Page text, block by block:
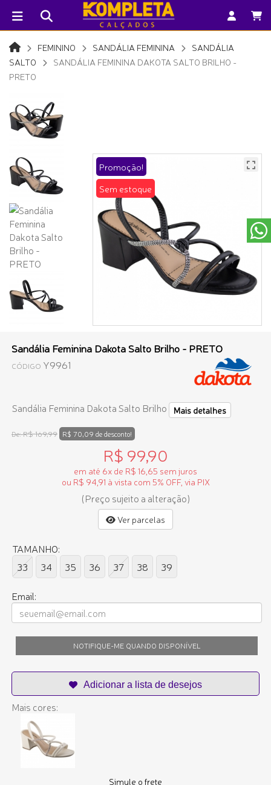
FEMININO SANDÁLIA FEMININA
SANDÁLIA
SALTO
SANDÁLIA FEMININA DAKOTA SALTO BRILHO -
PRETO
Promoção!
Sem estoque
Sandália Feminina Dakota Salto Brilho - PRETO
CÓDIGO Y9961
Sandália Feminina Dakota Salto Brilho Mais detalhes
De:R$ 169,99 R$ 70,09 de desconto!
R$ 99,90
em até 6x de R$ 16,65 sem juros
ou R$ 94,91 à vista com 5% OFF, via PIX
(Preço sujeito a alteração)
Ver parcelas
TAMANHO:
33
34 35 36 37 38 39
Email:
NOTIFIQUE-ME QUANDO DISPONÍVEL
Mais cores:
Simule o frete